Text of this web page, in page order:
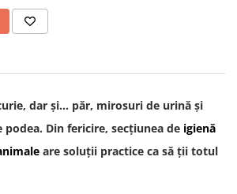
dar și… păr, mirosuri de urină și
Din fericire, secțiunea de igienă
are soluții practice ca să ții totul